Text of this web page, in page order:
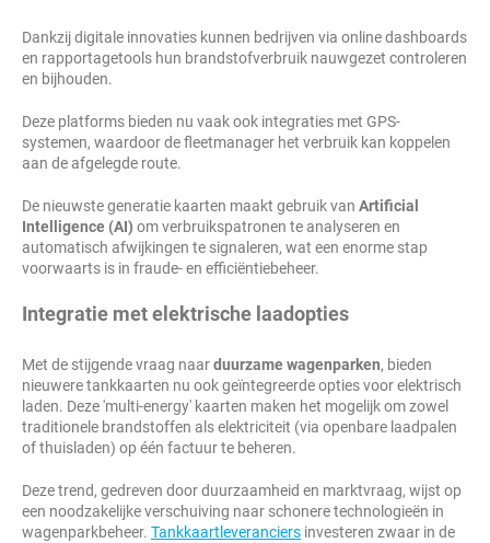
Dankzij digitale innovaties kunnen bedrijven via online dashboards
en rapportagetools hun brandstofverbruik nauwgezet controleren
en bijhouden.
Deze platforms bieden nu vaak ook integraties met GPS-
systemen, waardoor de fleetmanager het verbruik kan koppelen
aan de afgelegde route.
De nieuwste generatie kaarten maakt gebruik van Artificial
Intelligence (AI) om verbruikspatronen te analyseren en
automatisch afwijkingen te signaleren, wat een enorme stap
voorwaarts is in fraude- en efficiëntiebeheer.
Integratie met elektrische laadopties
Met de stijgende vraag naarduurzame wagenparken, bieden
nieuwere tankkaarten nu ook geïntegreerde opties voor elektrisch
laden. Deze 'multi-energy' kaarten maken het mogelijk om zowel
traditionele brandstoffen als elektriciteit (via openbare laadpalen
of thuisladen) op één factuur te beheren.
Deze trend, gedreven door duurzaamheid en marktvraag, wijst op
een noodzakelijke verschuiving naar schonere technologieën in
wagenparkbeheer. Tankkaartleveranciers investeren zwaar in de